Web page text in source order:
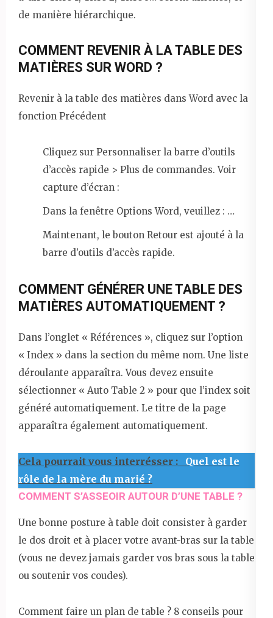
de manière hiérarchique.
COMMENT REVENIR À LA TABLE DES
MATIÈRES SUR WORD ?
Revenir à la table des matières dans Word avec la
fonction Précédent
Cliquez sur Personnaliser la barre d’outils
d’accès rapide > Plus de commandes. Voir
capture d’écran :
Dans la fenêtre Options Word, veuillez : …
Maintenant, le bouton Retour est ajouté à la
barre d’outils d’accès rapide.
COMMENT GÉNÉRER UNE TABLE DES
MATIÈRES AUTOMATIQUEMENT ?
Dans l’onglet « Références », cliquez sur l’option
« Index » dans la section du même nom. Une liste
déroulante apparaîtra. Vous devez ensuite
sélectionner « Auto Table 2 » pour que l’index soit
généré automatiquement. Le titre de la page
apparaîtra également automatiquement.
Cela pourrait vous interrésser :
Quel est le
rôle de la mère du marié ?
COMMENT S’ASSEOIR AUTOUR D’UNE TABLE ?
Une bonne posture à table doit consister à garder
le dos droit et à placer votre avant-bras sur la table
(vous ne devez jamais garder vos bras sous la table
ou soutenir vos coudes).
Comment faire un plan de table ? 8 conseils pour